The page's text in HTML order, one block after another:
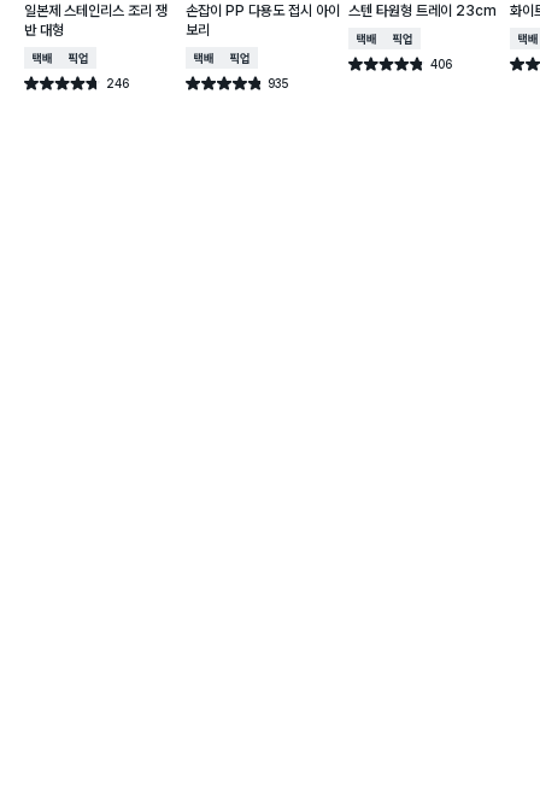
일본제 스테인리스 조리 쟁
반 대형
택배배송매장픽업
별점 4.7점 246
건 작성
손잡이 PP 다용도 접시 아이
보리
택배배송매장픽업
별점 4.8점 935
건 작성
스텐 타원형 트레이 23cm
택배배송매장픽업
별점 4.8점 406
건 작성
화이
택배
별점